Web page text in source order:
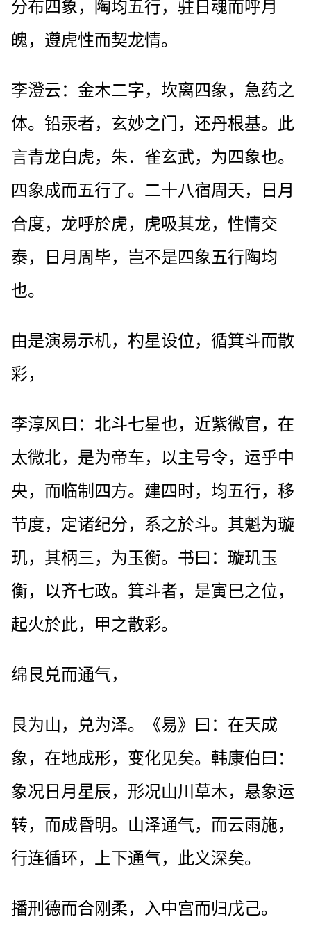
分布四象，陶均五行，驻日魂而呼月
魄，遵虎性而契龙情。
李澄云：金木二字，坎离四象，急药之
体。铅汞者，玄妙之门，还丹根基。此
言青龙白虎，朱．雀玄武，为四象也。
四象成而五行了。二十八宿周天，日月
合度，龙呼於虎，虎吸其龙，性情交
泰，日月周毕，岂不是四象五行陶均
也。
由是演易示机，杓星设位，循箕斗而散
彩，
李淳风曰：北斗七星也，近紫微官，在
太微北，是为帝车，以主号令，运乎中
央，而临制四方。建四时，均五行，移
节度，定诸纪分，系之於斗。其魁为璇
玑，其柄三，为玉衡。书曰：璇玑玉
衡，以齐七政。箕斗者，是寅巳之位，
起火於此，甲之散彩。
绵艮兑而通气，
艮为山，兑为泽。《易》曰：在天成
象，在地成形，变化见矣。韩康伯曰：
象况日月星辰，形况山川草木，悬象运
转，而成昏明。山泽通气，而云雨施，
行连循环，上下通气，此义深矣。
播刑德而合刚柔，入中宫而归戊己。